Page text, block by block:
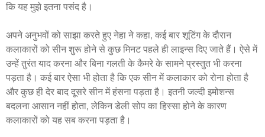
कि यह मुझे इतना पसंद है।
अपने अनुभवों को साझा करते हुए नेहा ने कहा, कई बार शूटिंग के दौरान
कलाकारों को सीन शुरू होने से कुछ मिनट पहले ही लाइन्स दिए जाते हैं। ऐसे में
उन्हें तुरंत याद करना और बिना गलती के कैमरे के सामने प्रस्तुत भी करना
पड़ता है। कई बार ऐसा भी होता है कि एक सीन में कलाकार को रोना होता है
और कुछ ही देर बाद दूसरे सीन में हंसना पड़ता है। इतनी जल्दी इमोशन्स
बदलना आसान नहीं होता, लेकिन डेली सोप का हिस्सा होने के कारण
कलाकारों को यह सब करना पड़ता है।